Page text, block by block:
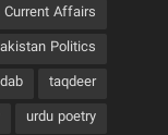
Affairs
Politics
taqdeer
urdu poetry